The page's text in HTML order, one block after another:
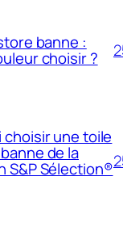
banne :
choisir ?
choisir une toile
de la
S&P Sélection®